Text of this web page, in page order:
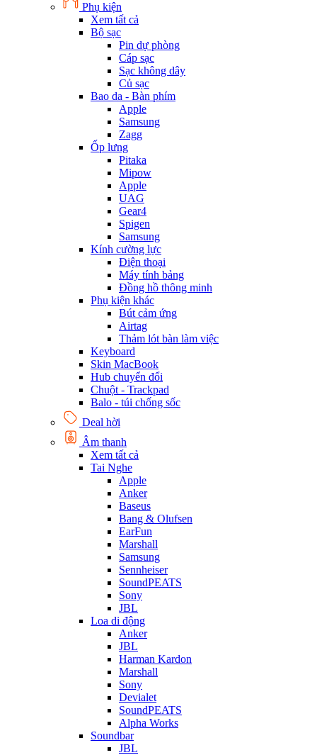
Phụ kiện
Xem tất cả
Bộ sạc
Pin dự phòng
Cáp sạc
Sạc không dây
Củ sạc
Bao da - Bàn phím
Apple
Samsung
Zagg
Ốp lưng
Pitaka
Mipow
Apple
UAG
Gear4
Spigen
Samsung
Kính cường lực
Điện thoại
Máy tính bảng
Đồng hồ thông minh
Phụ kiện khác
Bút cảm ứng
Airtag
Thảm lót bàn làm việc
Keyboard
Skin MacBook
Hub chuyển đổi
Chuột - Trackpad
Balo - túi chống sốc
Deal hời
Âm thanh
Xem tất cả
Tai Nghe
Apple
Anker
Baseus
Bang & Olufsen
EarFun
Marshall
Samsung
Sennheiser
SoundPEATS
Sony
JBL
Loa di động
Anker
JBL
Harman Kardon
Marshall
Sony
Devialet
SoundPEATS
Alpha Works
Soundbar
JBL